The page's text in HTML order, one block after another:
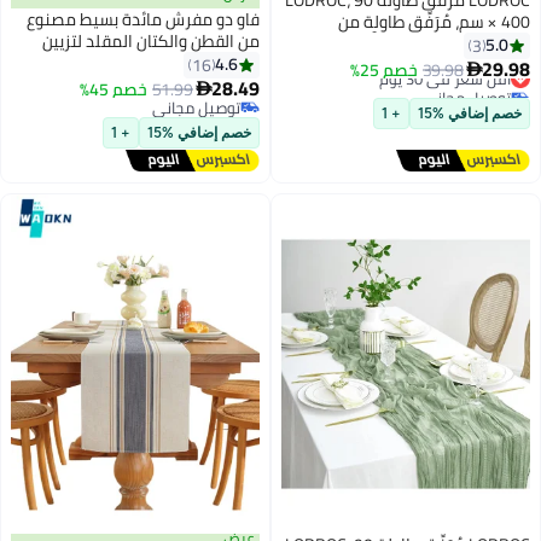
400 سم، مُرَفِّق طاولة من
المطاطي، مُرَفَّفات طاولة
بوهو ورق الجبن
الطاولة، القداس، حفل
زينة طاولة الزفاف

39.98خصم 25%في 30 يوم
مجاني
في 30 يوم
%15
+ 1
فاو دو مفرش مائدة بسيط مصنوع
من القطن والكتان المقلد لتزيين
المنزل مع مفرش مائدة شرابة
مناسب لطاولة الشاي مفرش طاولة
طويل للديكور بيج 33 * 220 سم
16

51.99خصم 45%
توصيل مجاني
توصيل مجاني
خصم إضافي %15 + 1